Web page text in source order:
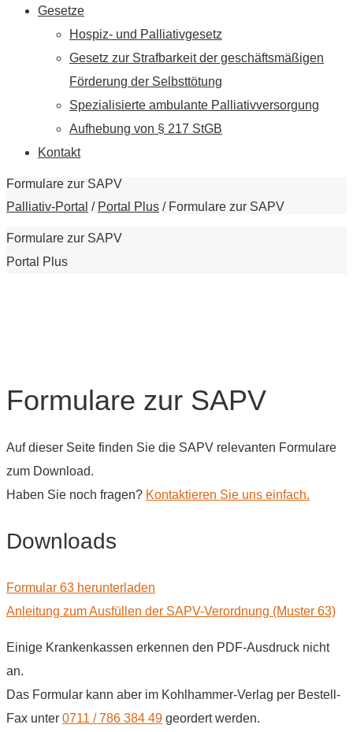
Gesetze
Hospiz- und Palliativgesetz
Gesetz zur Strafbarkeit der geschäftsmäßigen
Förderung der Selbsttötung
Spezialisierte ambulante Palliativversorgung
Aufhebung von § 217 StGB
Kontakt
Formulare zur SAPV
Palliativ-Portal / Portal Plus / Formulare zur SAPV
Formulare zur SAPV
Portal Plus
Formulare zur SAPV
Auf dieser Seite finden Sie die SAPV relevanten Formulare
zum Download.
Haben Sie noch fragen? Kontaktieren Sie uns einfach.
Downloads
Formular 63 herunterladen
Anleitung zum Ausfüllen der SAPV-Verordnung (Muster 63)
Einige Krankenkassen erkennen den PDF-Ausdruck nicht
an.
Das Formular kann aber im Kohlhammer-Verlag per Bestell-
Fax unter 0711 / 786 384 49 geordert werden.